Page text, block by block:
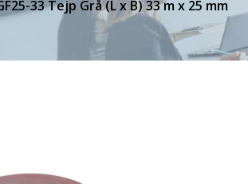
33 Tejp Grå (L x B) 33 m x 25 mm